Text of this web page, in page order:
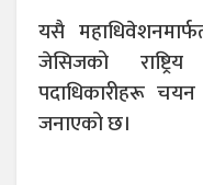
यसै
जेसिजको
पदाधिकारीहरू
जनाएको छ।